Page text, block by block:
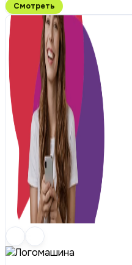
Смотреть